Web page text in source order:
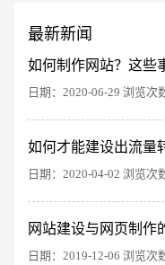
最新新闻
如何制作网站？这些
日期：2020-06-29 浏览次
如何才能建设出流量
日期：2020-04-02 浏览次
网站建设与网页制作
日期：2019-12-06 浏览次
创意品牌